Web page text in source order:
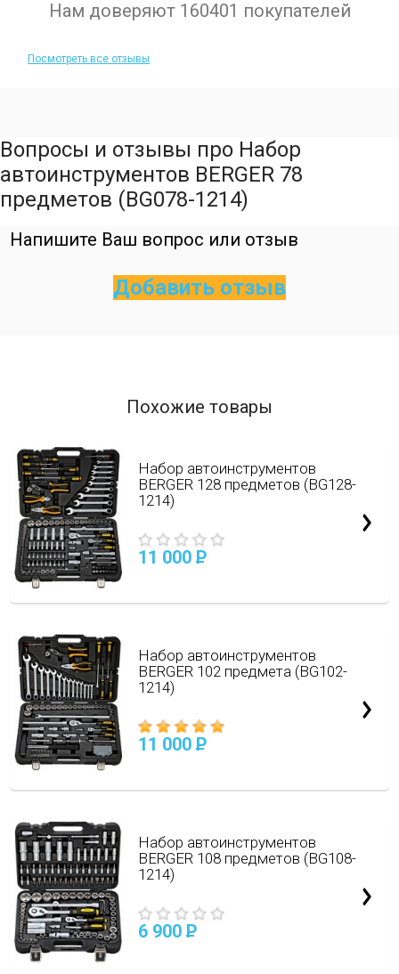
Нам доверяют 160401 покупателей
Посмотреть все отзывы
Вопросы и отзывы про Набор
автоинструментов BERGER 78
предметов (BG078-1214)
Напишите Ваш вопрос или отзыв
Добавить отзыв
Похожие товары
Набор автоинструментов
BERGER 128 предметов (BG128-
1214)
11 000 P
Набор автоинструментов
BERGER 102 предмета (BG102-
1214)
11 000 P
Набор автоинструментов
BERGER 108 предметов (BG108-
1214)
6 900 P